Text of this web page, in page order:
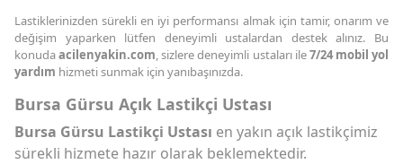
Lastiklerinizden sürekli en iyi performansı almak için tamir, onarım ve
değişim yaparken lütfen deneyimli ustalardan destek alınız. Bu
konudaacilenyakin.com, sizlere deneyimli ustaları ile7/24 mobil yol
yardım hizmeti sunmak için yanıbaşınızda.
Bursa Gürsu Açık Lastikçi Ustası
Bursa Gürsu Lastikçi Ustası en yakın açık lastikçimiz
sürekli hizmete hazır olarak beklemektedir.